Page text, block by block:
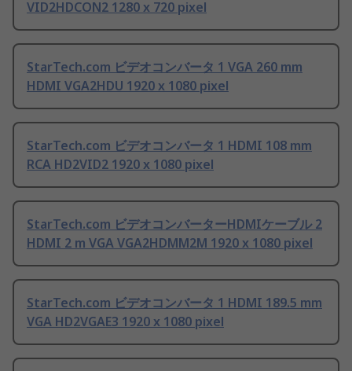
VID2HDCON2 1280 x 720 pixel
StarTech.com ビデオコンバータ 1 VGA 260 mm
HDMI VGA2HDU 1920 x 1080 pixel
StarTech.com ビデオコンバータ 1 HDMI 108 mm
RCA HD2VID2 1920 x 1080 pixel
StarTech.com ビデオコンバーターHDMIケーブル 2
HDMI 2 m VGA VGA2HDMM2M 1920 x 1080 pixel
StarTech.com ビデオコンバータ 1 HDMI 189.5 mm
VGA HD2VGAE3 1920 x 1080 pixel